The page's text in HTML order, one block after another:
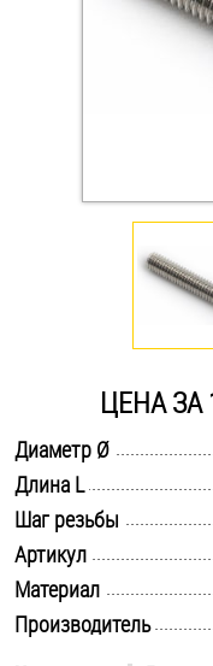
Инструмент
Крюки, кольца
Оснастка и
Стопорные
Такелаж
Хомуты
ЦЕНА ЗА
Диаметр Ø
Длина L
Шаг резьбы
Артикул
Материал
Производитель